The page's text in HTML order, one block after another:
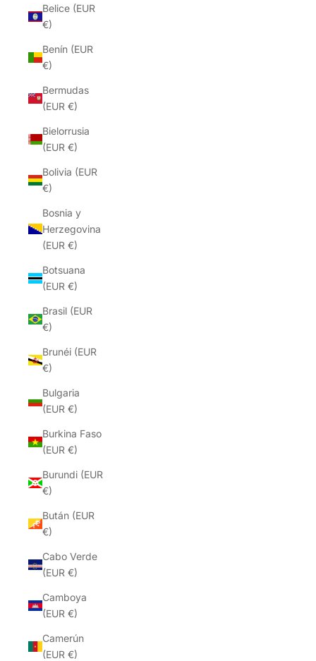
Belice (EUR
€)
Benín (EUR
€)
Bermudas
(EUR €)
Bielorrusia
(EUR €)
Bolivia (EUR
€)
Bosnia y
Herzegovina
(EUR €)
Botsuana
(EUR €)
Brasil (EUR
€)
Brunéi (EUR
€)
Bulgaria
(EUR €)
Burkina Faso
(EUR €)
Burundi (EUR
€)
Bután (EUR
€)
Cabo Verde
(EUR €)
Camboya
(EUR €)
Camerún
(EUR €)